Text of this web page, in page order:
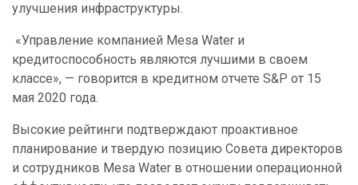
улучшения инфраструктуры.
«Управление компанией Mesa Water и
кредитоспособность являются лучшими в своем
классе», — говорится в кредитном отчете S&P от 15
мая 2020 года.
Высокие рейтинги подтверждают проактивное
планирование и твердую позицию Совета директоров
и сотрудников Mesa Water в отношении операционной